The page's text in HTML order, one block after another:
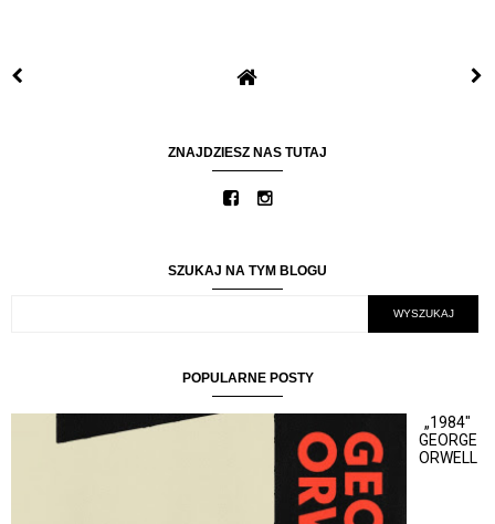
ZNAJDZIESZ NAS TUTAJ
SZUKAJ NA TYM BLOGU
POPULARNE POSTY
„1984"
GEORGE
ORWELL